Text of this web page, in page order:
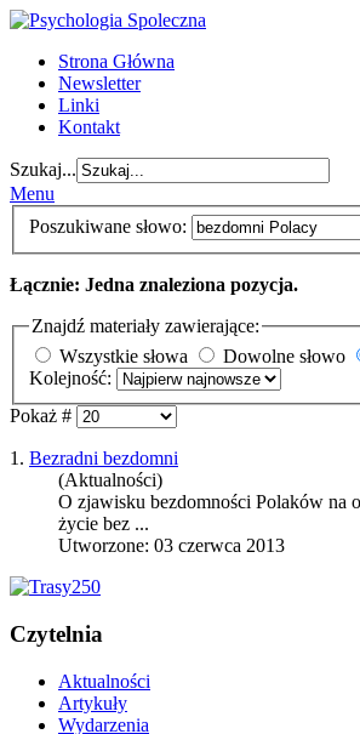
Strona Główna
Newsletter
Linki
Kontakt
Szukaj...
Menu
Poszukiwane słowo:
Łącznie: Jedna znaleziona pozycja.
Znajdź materiały zawierające:
Wszystkie słowa
Dowolne słowo
Kolejność:
Pokaż #
1. Bezradni bezdomni
(Aktualności)
O zjawisku bezdomności Polaków na
życie bez ...
Utworzone: 03 czerwca 2013
Czytelnia
Aktualności
Artykuły
Wydarzenia